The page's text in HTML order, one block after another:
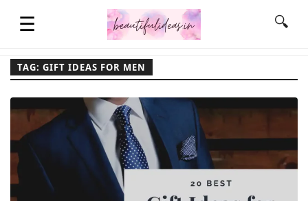
☰
QUOTES
LIFESTYLE
🔍
TAG: GIFT IDEAS FOR MEN